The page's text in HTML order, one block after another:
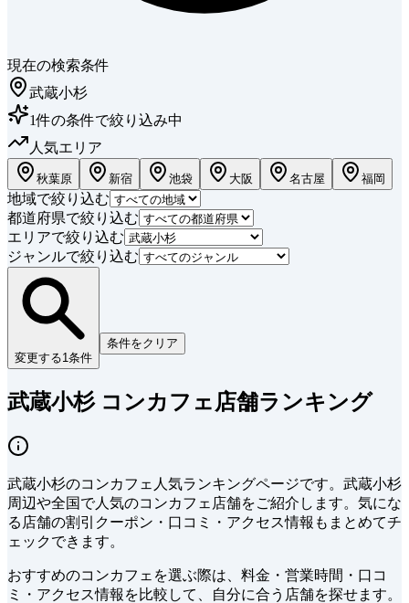
現在の検索条件
武蔵小杉
1件の条件で絞り込み中
人気エリア
秋葉原 新宿 池袋 大阪 名古屋 福岡
地域で絞り込む
都道府県で絞り込む
エリアで絞り込む
ジャンルで絞り込む
変更する1 条件
条件をクリア
武蔵小杉 コンカフェ店舗ランキング
武蔵小杉のコンカフェ 人気ランキングページです。 武蔵小杉
周辺や全国で人気のコンカフェ 店舗をご紹介します。 気にな
る店舗の割引クーポン・口コミ・アクセス情報もまとめてチ
ェックできます。
おすすめのコンカフェを選ぶ際は、料金・営業時間・口コ
ミ・アクセス情報を比較して、自分に合う店舗を探せます。